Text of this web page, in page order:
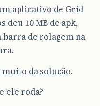
aplicativo de Grid
deu 10 MB de apk,
barra de rolagem na
muito da solução.
ele roda?